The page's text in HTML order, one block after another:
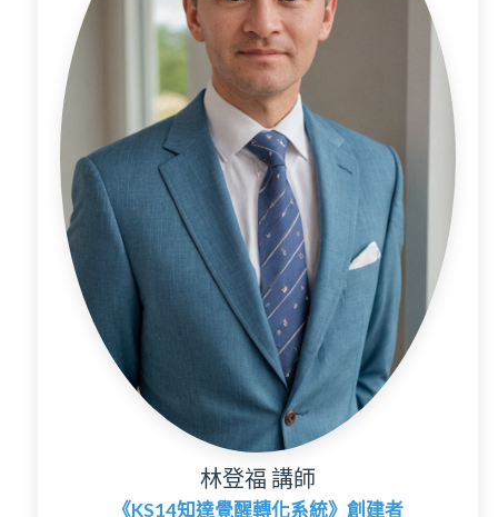
林登福 講師
《KS14知達覺醒轉化系統》創建者